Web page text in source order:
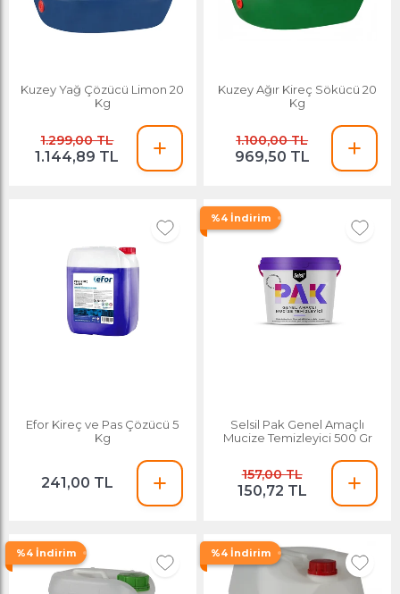
Kuzey Yağ Çözücü Limon 20
Kg
1.299,00 TL
1.144,89 TL
Kuzey Ağır Kireç Sökücü 20
Kg
1.100,00 TL
969,50 TL
Efor Kireç ve Pas Çözücü 5
Kg
241,00 TL
%4 İndirim
Selsil Pak Genel Amaçlı
Mucize Temizleyici 500 Gr
157,00 TL
150,72 TL
%4 İndirim %4 İndirim